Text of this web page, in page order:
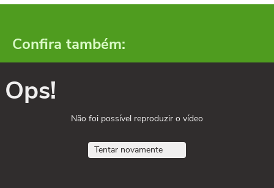
Confira também:
Ops!
Não foi possível reproduzir o vídeo
Tentar novamente